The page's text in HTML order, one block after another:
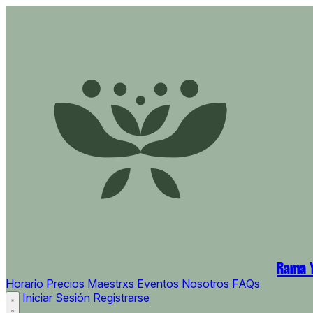
Rama
Horario Precios Maestrxs Eventos Nosotros FAQs
Iniciar Sesión Registrarse